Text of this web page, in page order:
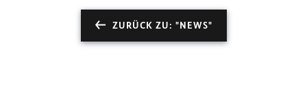
ZURÜCK ZU: "NEWS"